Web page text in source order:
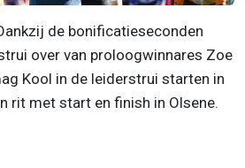
de bonificatieseconden
over van proloogwinnares Zoe
Kool in de leiderstrui starten in
rit met start en finish in Olsene.